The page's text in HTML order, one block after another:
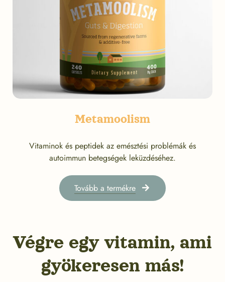
Metamoolism
Vitaminok és peptidek az emésztési problémák és
autoimmun betegségek leküzdéséhez.
Tovább a termékre
Végre egy vitamin, ami
gyökeresen más!